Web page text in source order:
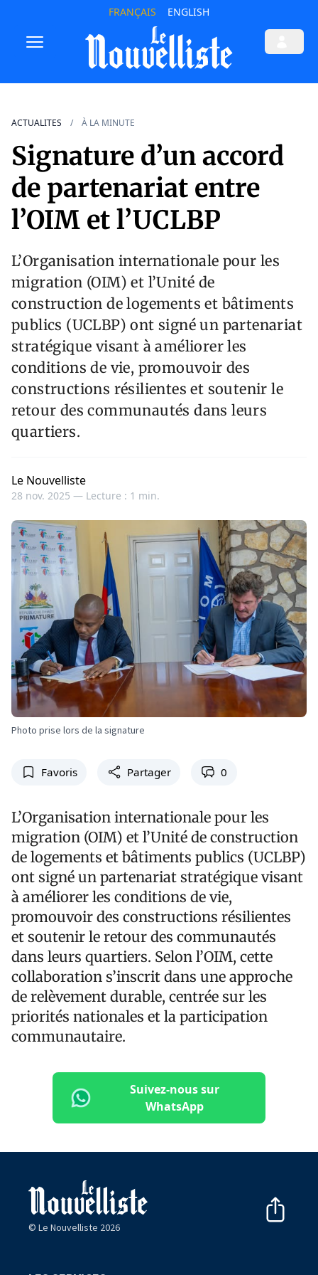
FRANÇAIS ENGLISH
ACTUALITES À LA MINUTE
Signature d’un accord
de partenariat entre
l’OIM et l’UCLBP
L’Organisation internationale pour les
migration (OIM) et l’Unité de
construction de logements et bâtiments
publics (UCLBP) ont signé un partenariat
stratégique visant à améliorer les
conditions de vie, promouvoir des
constructions résilientes et soutenir le
retour des communautés dans leurs
quartiers.
Le Nouvelliste
28 nov. 2025 — Lecture : 1 min.
Photo prise lors de la signature
Favoris Partager 0
L’Organisation internationale pour les
migration (OIM) et l’Unité de construction
de logements et bâtiments publics (UCLBP)
ont signé un partenariat stratégique visant
à améliorer les conditions de vie,
promouvoir des constructions résilientes
et soutenir le retour des communautés
dans leurs quartiers. Selon l’OIM, cette
collaboration s’inscrit dans une approche
de relèvement durable, centrée sur les
priorités nationales et la participation
communautaire.
Suivez-nous sur
WhatsApp
© Le Nouvelliste 2026